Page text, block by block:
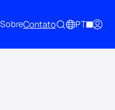
SobreContato PT